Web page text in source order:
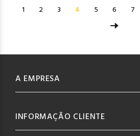
1 2 3 4 5 6 7
A EMPRESA
INFORMAÇÃO CLIENTE